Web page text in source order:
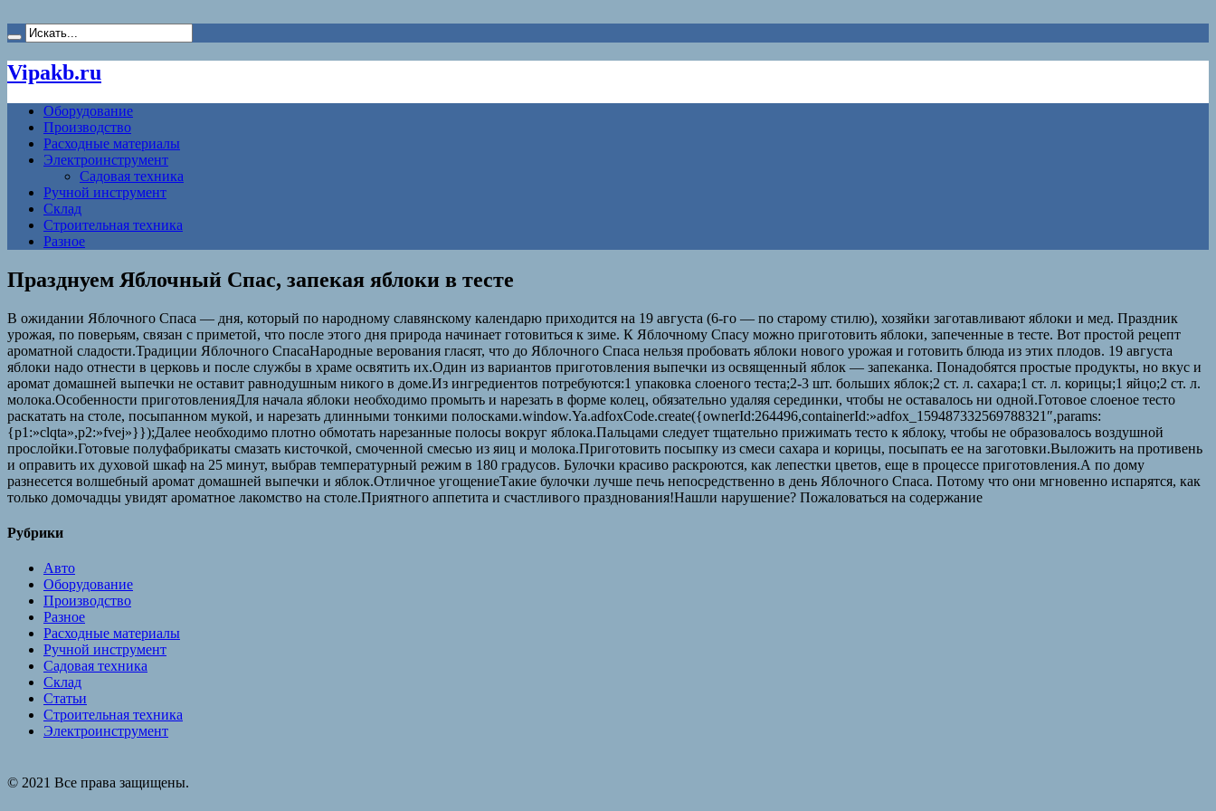
Vipakb.ru
Оборудование
Производство
Расходные материалы
Электроинструмент
Садовая техника
Ручной инструмент
Склад
Строительная техника
Разное
Празднуем Яблочный Спас, запекая яблоки в тесте
В ожидании Яблочного Спаса — дня, который по народному славянскому календарю приходится на 19 августа (6-го — по старому стилю), хозяйки заготавливают яблоки и мед. Праздник
урожая, по поверьям, связан с приметой, что после этого дня природа начинает готовиться к зиме. К Яблочному Спасу можно приготовить яблоки, запеченные в тесте. Вот простой рецепт
ароматной сладости.Традиции Яблочного СпасаНародные верования гласят, что до Яблочного Спаса нельзя пробовать яблоки нового урожая и готовить блюда из этих плодов. 19 августа
яблоки надо отнести в церковь и после службы в храме освятить их.Один из вариантов приготовления выпечки из освященный яблок — запеканка. Понадобятся простые продукты, но вкус и
аромат домашней выпечки не оставит равнодушным никого в доме.Из ингредиентов потребуются:1 упаковка слоеного теста;2-3 шт. больших яблок;2 ст. л. сахара;1 ст. л. корицы;1 яйцо;2 ст. л.
молока.Особенности приготовленияДля начала яблоки необходимо промыть и нарезать в форме колец, обязательно удаляя серединки, чтобы не оставалось ни одной.Готовое слоеное тесто
раскатать на столе, посыпанном мукой, и нарезать длинными тонкими полосками.window.Ya.adfoxCode.create({ownerId:264496,containerId:»adfox_159487332569788321″,params:
{p1:»clqta»,p2:»fvej»}});Далее необходимо плотно обмотать нарезанные полосы вокруг яблока.Пальцами следует тщательно прижимать тесто к яблоку, чтобы не образовалось воздушной
прослойки.Готовые полуфабрикаты смазать кисточкой, смоченной смесью из яиц и молока.Приготовить посыпку из смеси сахара и корицы, посыпать ее на заготовки.Выложить на противень
и оправить их духовой шкаф на 25 минут, выбрав температурный режим в 180 градусов. Булочки красиво раскроются, как лепестки цветов, еще в процессе приготовления.А по дому
разнесется волшебный аромат домашней выпечки и яблок.Отличное угощениеТакие булочки лучше печь непосредственно в день Яблочного Спаса. Потому что они мгновенно испарятся, как
только домочадцы увидят ароматное лакомство на столе.Приятного аппетита и счастливого празднования!Нашли нарушение? Пожаловаться на содержание
Рубрики
Авто
Оборудование
Производство
Разное
Расходные материалы
Ручной инструмент
Садовая техника
Склад
Статьи
Строительная техника
Электроинструмент
© 2021 Все права защищены.